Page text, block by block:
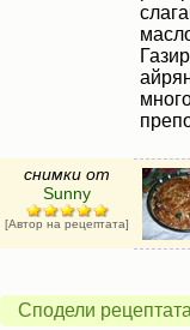
снимки от
Sunny
[Автор на рецептата]
Сподели рецептата